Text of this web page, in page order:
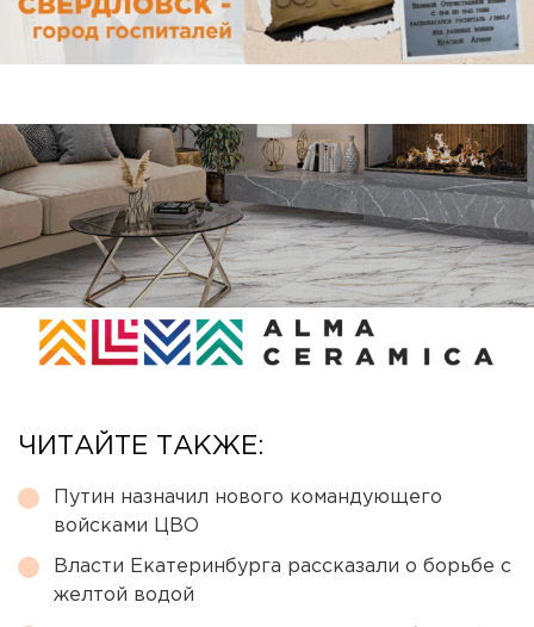
ЧИТАЙТЕ ТАКЖЕ:
Путин назначил нового командующего
войсками ЦВО
Власти Екатеринбурга рассказали о борьбе с
желтой водой